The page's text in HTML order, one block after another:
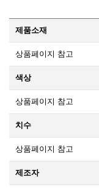
제품소재
상품페이지 참고
색상
상품페이지 참고
치수
상품페이지 참고
제조자